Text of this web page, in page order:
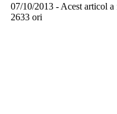
07/10/2013 - Acest articol a
2633 ori